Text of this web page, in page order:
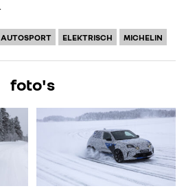
AUTOSPORT ELEKTRISCH MICHELIN
foto's